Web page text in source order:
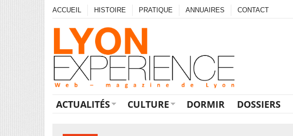
ACCUEIL HISTOIRE PRATIQUE ANNUAIRES CONTACT
ACTUALITÉS CULTURE DORMIR DOSSIERS